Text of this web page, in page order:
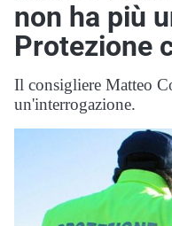
non ha più
Protezione
Il consigliere Matteo
un'interrogazione.